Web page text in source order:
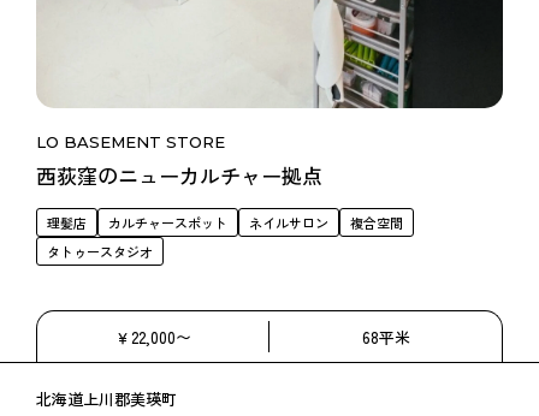
LO BASEMENT STORE
西荻窪のニューカルチャー拠点
理髪店 カルチャースポット ネイルサロン
複合空間
タトゥースタジオ
￥22,000〜 68平米
北海道上川郡美瑛町